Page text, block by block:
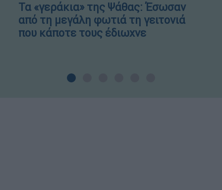
Τα «γεράκια» της Ψάθας: Έσωσαν
από τη μεγάλη φωτιά τη γειτονιά
που κάποτε τους έδιωχνε